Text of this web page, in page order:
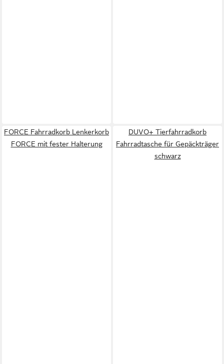
FORCE Fahrradkorb Lenkerkorb
FORCE mit fester Halterung
DUVO+ Tierfahrradkorb
Fahrradtasche für Gepäckträger
schwarz